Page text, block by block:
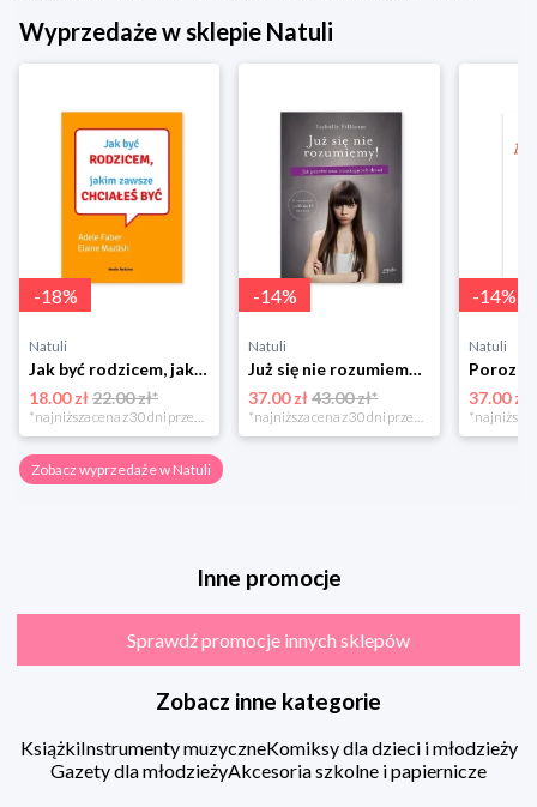
Wyprzedaże w sklepie Natuli
-18%
Natuli
Jak być rodzicem, jakim zawsze chciałeś być Media rodzina
18.00 zł22.00 zł*
*najniższa cena z 30 dni przed obniżką
-14%
Natuli
Już się nie rozumiemy! Jak przeżyć czas trzaskających drzwi Esprit
37.00 zł 43.00 zł*
*najniższa cena z 30 dni przed obniżką
-14%
Natuli
37.00 zł
Zobacz wyprzedaże w Natuli
Inne promocje
Sprawdź promocje innych sklepów
Zobacz inne kategorie
KsiążkiInstrumenty muzyczneKomiksy dla dzieci i młodzieży
Gazety dla młodzieżyAkcesoria szkolne i papiernicze